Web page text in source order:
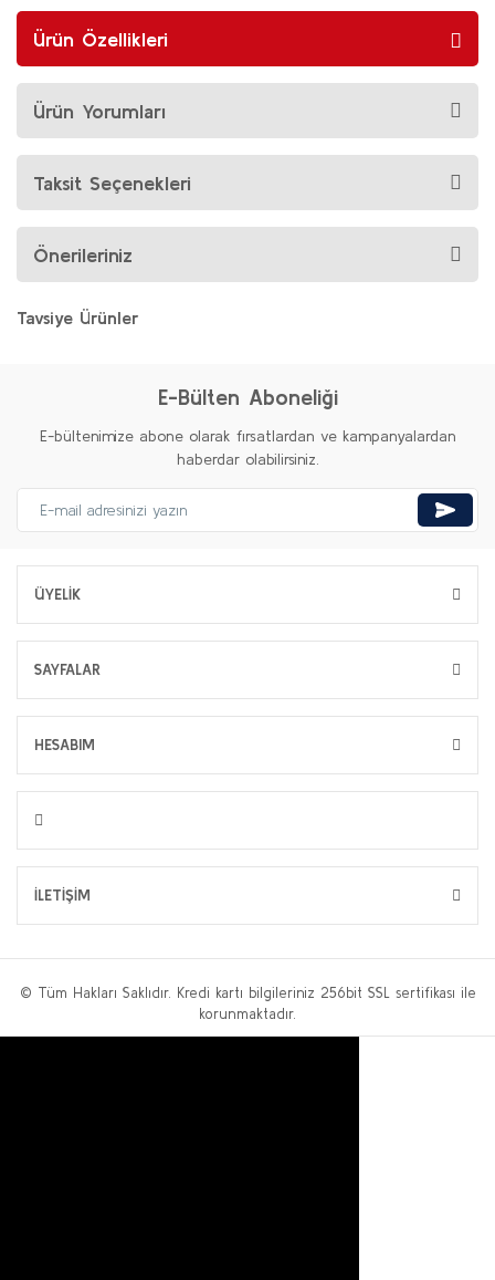
Ürün Özellikleri
Ürün Yorumları
Taksit Seçenekleri
Önerileriniz
Tavsiye Ürünler
1¼' 6 bar Manuel Reset Selenoid Vana Geca (Normalde Açık)
GECA
6.050,00 TL + KDV
Sepete Ekle
E-Bülten Aboneliği
E-bültenimize abone olarak fırsatlardan ve kampanyalardan
haberdar olabilirsiniz.
ÜYELİK
SAYFALAR
HESABIM
İLETİŞİM
© Tüm Hakları Saklıdır. Kredi kartı bilgileriniz 256bit SSL sertifikası ile
korunmaktadır.